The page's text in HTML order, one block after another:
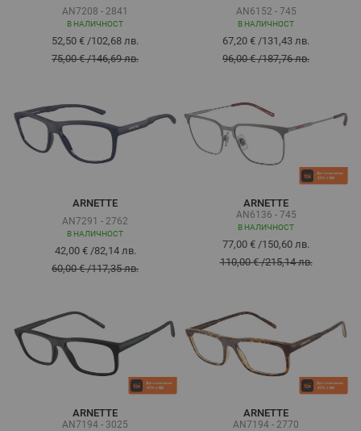
AN7208 - 2841
В НАЛИЧНОСТ
52,50 € /102,68 лв.
75,00 €/146,69 лв.
AN6152 - 745
В НАЛИЧНОСТ
67,20 € /131,43 лв.
96,00 €/187,76 лв.
ARNETTE
AN7291 - 2762
В НАЛИЧНОСТ
42,00 €/82,14 лв.
60,00 €/117,35 лв.
ARNETTE
AN6136 - 745
В НАЛИЧНОСТ
77,00 € /150,60 лв.
110,00 €/215,14 лв.
ARNETTE
AN7194 - 3025
ARNETTE
AN7194 - 2770